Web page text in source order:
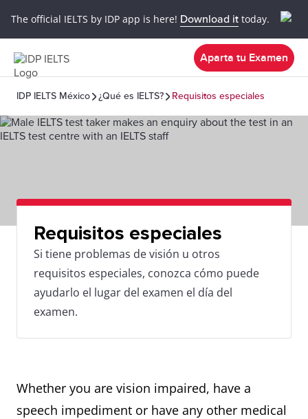
The official IELTS by IDP app is here! Download it today.
Aparta tu Examen
IDP IELTS México ¿Qué es IELTS? Requisitos especiales
Requisitos especiales
Si tiene problemas de visión u otros
requisitos especiales, conozca cómo puede
ayudarlo el lugar del examen el día del
examen.
Whether you are vision impaired, have a
speech impediment or have any other medical